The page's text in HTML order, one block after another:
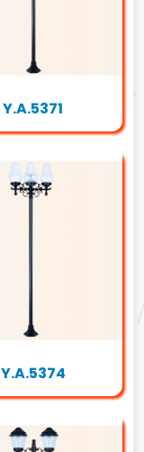
Y.A.5371
Y.A.5374